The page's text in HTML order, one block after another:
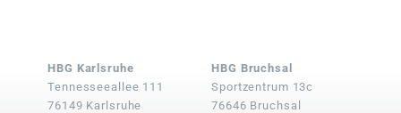
HBG Karlsruhe
Tennesseeallee 111
76149 Karlsruhe
HBG Bruchsal
Sportzentrum 13c
76646 Bruchsal